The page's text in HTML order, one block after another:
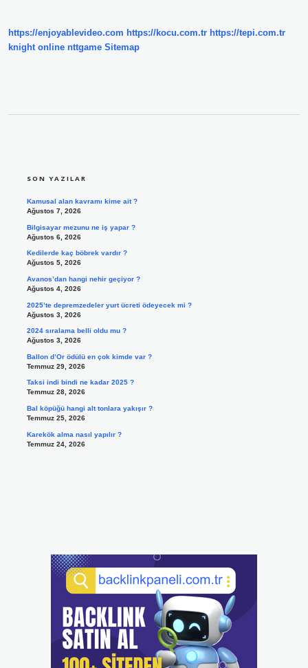
https://enjoyablevideo.com https://kocu.com.tr https://tepi.com.tr
knight online nttgame Sitemap
SON YAZILAR
Kamusal alan kavramı kime ait ?
Ağustos 7, 2026
Bilgisayar mezunu ne iş yapar ?
Ağustos 6, 2026
Kedilerde kaç böbrek vardır ?
Ağustos 5, 2026
Avanos’dan hangi nehir geçiyor ?
Ağustos 4, 2026
2025’te depremzedeler yurt ücreti ödeyecek mi ?
Ağustos 3, 2026
2024 sıralama belli oldu mu ?
Ağustos 3, 2026
Ballon d’Or ödülü en çok kimde var ?
Temmuz 29, 2026
Taksi indi bindi ne kadar 2025 ?
Temmuz 28, 2026
Bal köpüğü hangi alt tonlara yakışır ?
Temmuz 25, 2026
Karekök alma nasıl yapılır ?
Temmuz 24, 2026